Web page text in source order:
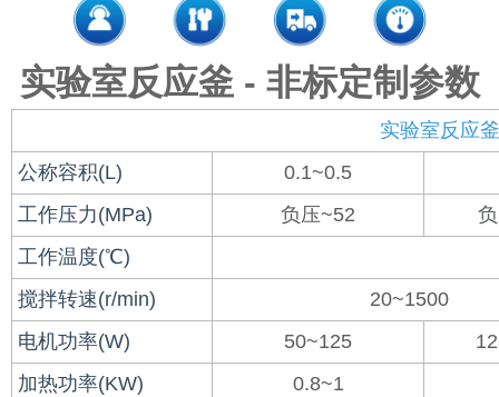
实验室反应釜 - 非标定制参数
实验室反应
公称容积(L)
0.1~0.5
工作压力(MPa)
负压~52
工作温度(℃)
搅拌转速(r/min)
20~1500
电机功率(W)
50~125
加热功率(KW)
0.8~1